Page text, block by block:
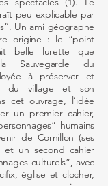
peu explicable par
Un ami géographe
origine : le “point
belle lurette que
Sauvegarde du
à préserver et
du village et son
cet ouvrage, l’idée
un premier cahier,
humains
de Cornillon (ses
et un second cahier
culturels”, avec
église et clocher,